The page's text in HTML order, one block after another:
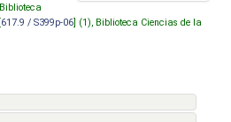
Biblioteca
617.9 / S399p-06 ] (1), Biblioteca Ciencias de la